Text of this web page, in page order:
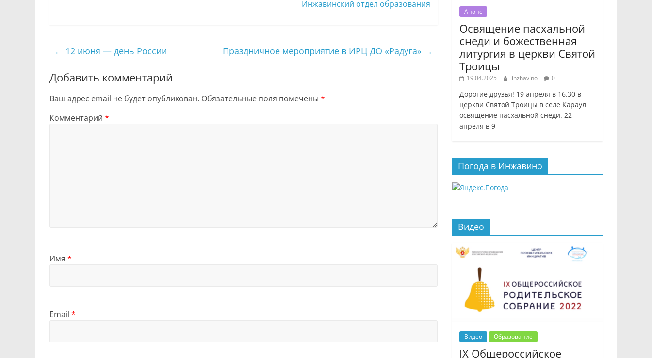
Инжавинский отдел образования
← 12 июня — день России Праздничное мероприятие в ИРЦ ДО «Радуга» →
Добавить комментарий
Ваш адрес email не будет опубликован. Обязательные поля помечены *
Комментарий *
Имя *
Email *
Анонс
Освящение пасхальной
снеди и божественная
литургия в церкви Святой
Троицы
19.04.2025 inzhavino 0
Дорогие друзья! 19 апреля в 16.30 в
церкви Святой Троицы в селе Караул
освящение пасхальной снеди. 22
апреля в 9
Погода в Инжавино
Видео
Видео Образование
IX Общероссийское